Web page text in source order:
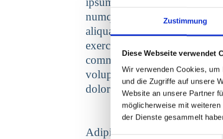
Zustimmung
Diese Webseite verwendet
Wir verwenden Cookies,
und die Zugriffe auf unsere
Website an unsere Partner
möglicherweise mit
der Dienste gesammelt
numquam eius modi
aliquam quaerat voluptatem.
exercitationem ullam
commodi consequatur? quis
voluptate velit esse, quam
dolorem eum fugiat, quo
Adipiscing elit, sed diam